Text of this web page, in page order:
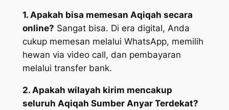
1. Apakah bisa memesan Aqiqah secara
online? Sangat bisa. Di era digital, Anda
cukup memesan melalui WhatsApp, memilih
hewan via video call, dan pembayaran
melalui transfer bank.
2. Apakah wilayah kirim mencakup
seluruh Aqiqah Sumber Anyar Terdekat?